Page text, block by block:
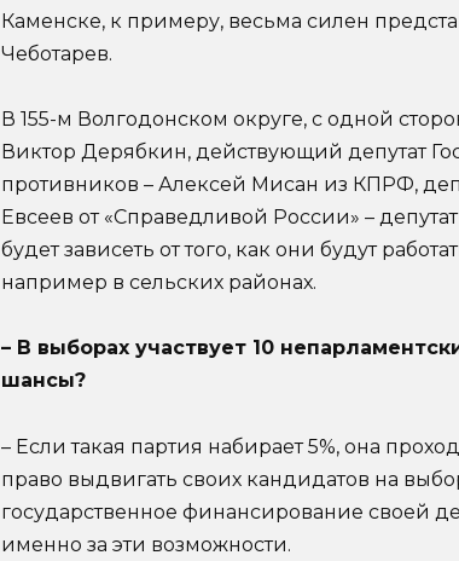
Каменске, к примеру, весьма силен
Чеботарев.
В 155-м Волгодонском округе, с одной
Виктор Дерябкин, действующий депутат
противников – Алексей Мисан из КПРФ,
Евсеев от «Справедливой России» –
будет зависеть от того, как они будут
например в сельских районах.
– В выборах участвует 10
шансы?
– Если такая партия набирает 5%, она
право выдвигать своих кандидатов на
государственное финансирование своей
именно за эти возможности.